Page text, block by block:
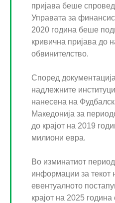
пријава беше
Управата за
2020 година беше
кривична пријава до
обвинителство.
Според
надлежните
нанесена на
Македонија за
до крајот на 2019
милиони евра.
Во изминатиот
информации за текот
евентуалното
крајот на 2025